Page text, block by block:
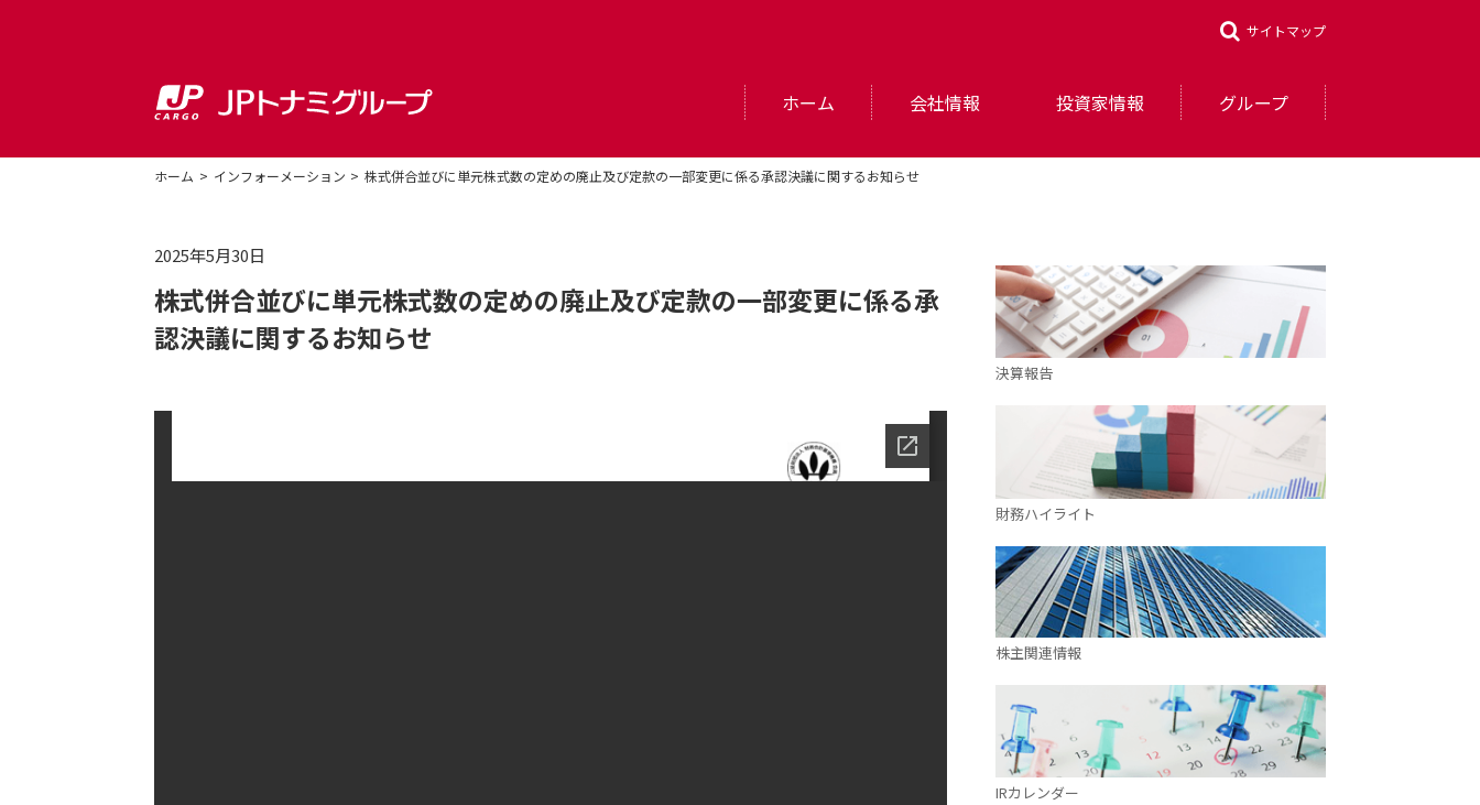
サイトマップ
ホーム 会社情報 投資家情報 グループ
ホーム インフォーメーション 株式併合並びに単元株式数の定めの廃止及び定款の一部変更に係る承認決議に関するお知らせ
2025年5月30日
株式併合並びに単元株式数の定めの廃止及び定款の一部変更に係る承
認決議に関するお知らせ
決算報告
財務ハイライト
株主関連情報
IRカレンダー